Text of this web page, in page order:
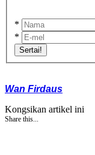
*
*
Sertai!
Wan Firdaus
Kongsikan artikel ini
Share this...